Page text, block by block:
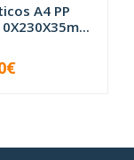
A4 PP
+